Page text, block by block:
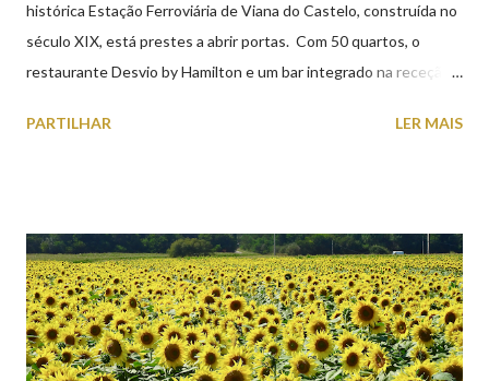
histórica Estação Ferroviária de Viana do Castelo, construída no
século XIX, está prestes a abrir portas. Com 50 quartos, o
restaurante Desvio by Hamilton e um bar integrado na receção,
peças históricas cedidas pela IP Património que homenageiam a
PARTILHAR LER MAIS